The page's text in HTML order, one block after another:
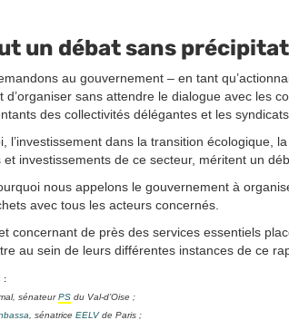
un débat sans
au gouvernement – en tant
d’organiser sans attendre le dialogue avec les
des collectivités délégantes et les
l’investissement dans la transition écologique,
et investissements de ce secteur, méritent un
nous appelons le gouvernement à
avec tous les acteurs concernés.
concernant de près des services essentiels
au sein de leurs différentes instances de ce
:
sénateurPS du Val-d’Oise ;
, sénatrice EELVde Paris ;